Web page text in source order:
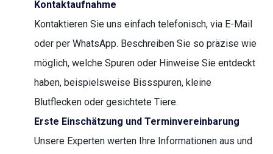
Kontaktaufnahme
Kontaktieren Sie uns einfach telefonisch, via E-Mail
oder per WhatsApp. Beschreiben Sie so präzise wie
möglich, welche Spuren oder Hinweise Sie entdeckt
haben, beispielsweise Bissspuren, kleine
Blutflecken oder gesichtete Tiere.
Erste Einschätzung und Terminvereinbarung
Unsere Experten werten Ihre Informationen aus und